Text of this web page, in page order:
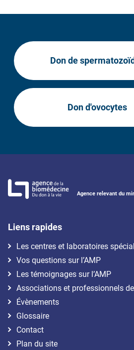
Don de
Don d'ovocytes
Agence relevant du
Liens rapides
Les centres et laboratoires
Vos questions sur l’AMP
Les témoignages sur l’AMP
Associations et professionnels
Évènements
Glossaire
Contact
Plan du site